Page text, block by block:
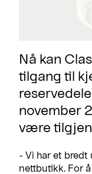
Nå kan
tilgang til
november
være
- Vi har et bredt
nettbutikk. For